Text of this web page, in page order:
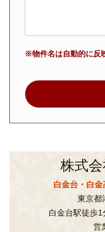
※物件名は自動的に反
株式
白金台・白
東京都
白金台駅徒歩1
営